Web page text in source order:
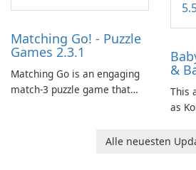
Matching Go! - Puzzle
Games 2.3.1
Matching Go is an engaging
match-3 puzzle game that
Ollie, on an adventurous
&
This
as
Alle neuesten